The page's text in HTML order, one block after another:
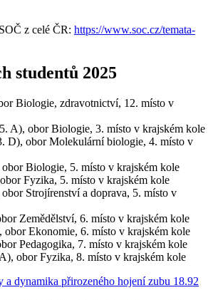
z celé ČR: https://www.soc.cz/temata-
studentů 2025
Biologie, zdravotnictví, 12. místo v
A), obor Biologie, 3. místo v krajském kole
D), obor Molekulární biologie, 4. místo v
Biologie, 5. místo v krajském kole
Fyzika, 5. místo v krajském kole
Strojírenství a doprava, 5. místo v
Zemědělství, 6. místo v krajském kole
Ekonomie, 6. místo v krajském kole
Pedagogika, 7. místo v krajském kole
obor Fyzika, 8. místo v krajském kole
a dynamika přirozeného hojení zubu 18.92